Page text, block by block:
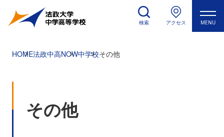
検索 アクセス MENU
HOME法政中高NOW中学校その他
その他